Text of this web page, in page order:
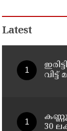
Latest
30